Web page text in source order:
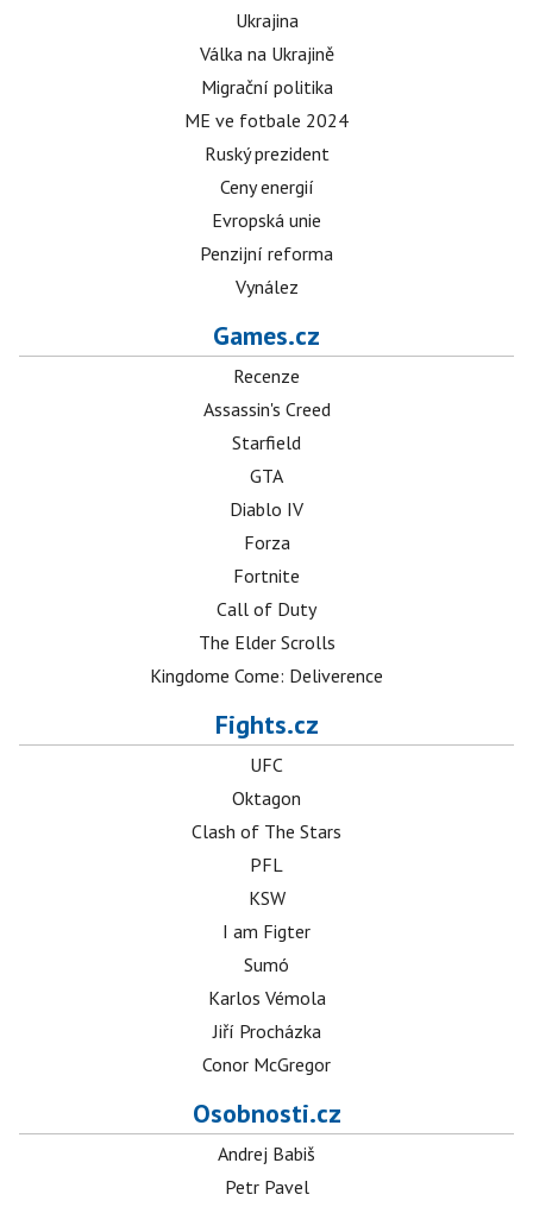
Ukrajina
Válka na Ukrajině
Migrační politika
ME ve fotbale 2024
Ruský prezident
Ceny energií
Evropská unie
Penzijní reforma
Vynález
Games.cz
Recenze
Assassin's Creed
Starfield
GTA
Diablo IV
Forza
Fortnite
Call of Duty
The Elder Scrolls
Kingdome Come: Deliverence
Fights.cz
UFC
Oktagon
Clash of The Stars
PFL
KSW
I am Figter
Sumó
Karlos Vémola
Jiří Procházka
Conor McGregor
Osobnosti.cz
Andrej Babiš
Petr Pavel